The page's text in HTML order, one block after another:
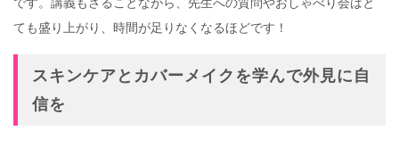
ても盛り上がり、時間が足りなくなるほどです！
スキンケアとカバーメイクを学んで外見に自
信を